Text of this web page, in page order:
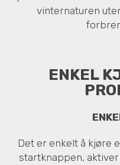
vinternaturen
ENKEL
Det er enkelt å kjøre
startknappen,